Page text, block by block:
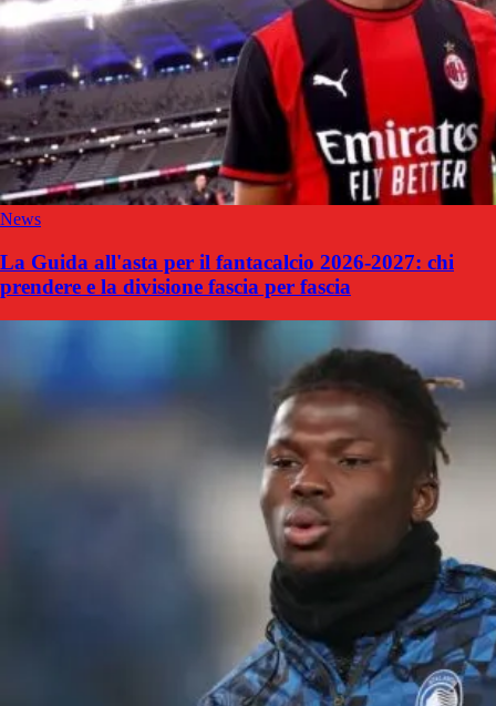
News
La Guida all'asta per il fantacalcio 2026-2027: chi
prendere e la divisione fascia per fascia